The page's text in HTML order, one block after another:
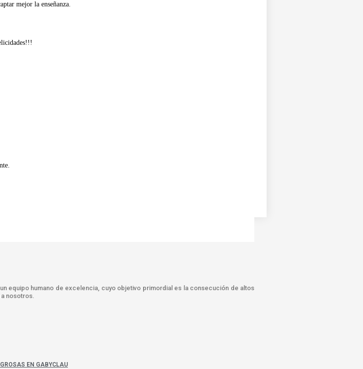
mejor la enseñanza.
equipo humano de excelencia, cuyo objetivo primordial es la consecución de altos
nosotros.
EN GABYCLAU